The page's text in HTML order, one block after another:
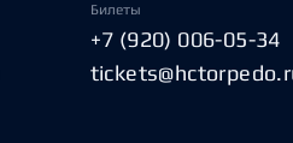
Билеты
+7 (920) 006-05-34